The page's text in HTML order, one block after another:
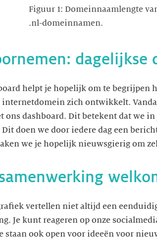
Figuur 1: Domeinnaamlengte
.nl-domeinnamen.
dagelijkse
helpt je hopelijk om te
internetdomein zich ontwikkelt.
ons dashboard. Dit betekent dat we
doen we door iedere dag een
we je hopelijk nieuwsgierig om
vertellen niet altijd een
Je kunt reageren op onze
staan ook open voor ideeën voor